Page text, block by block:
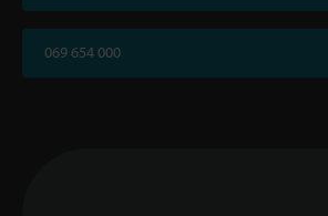
069 654 000